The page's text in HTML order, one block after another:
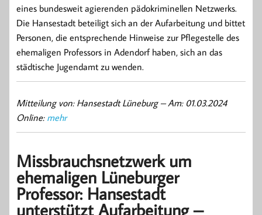
eines bundesweit agierenden pädokriminellen Netzwerks.
Die Hansestadt beteiligt sich an der Aufarbeitung und bittet
Personen, die entsprechende Hinweise zur Pflegestelle des
ehemaligen Professors in Adendorf haben, sich an das
städtische Jugendamt zu wenden.
Mitteilung von: Hansestadt Lüneburg –Am: 01.03.2024
Online: mehr
Missbrauchsnetzwerk um
ehemaligen Lüneburger
Professor: Hansestadt
unterstützt Aufarbeitung –